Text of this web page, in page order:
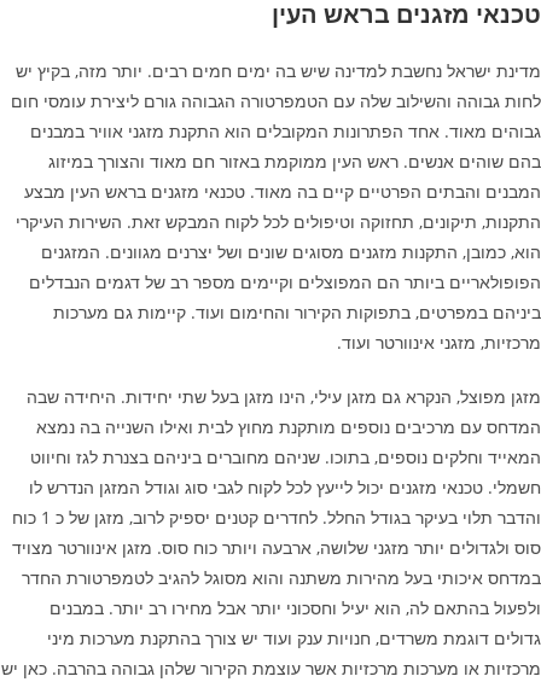
טכנאי מזגנים בראש העין
מדינת ישראל נחשבת למדינה שיש בה ימים חמים רבים. יותר מזה, בקיץ יש
לחות גבוהה והשילוב שלה עם הטמפרטורה הגבוהה גורם ליצירת עומסי חום
גבוהים מאוד. אחד הפתרונות המקובלים הוא התקנת מזגני אוויר במבנים
בהם שוהים אנשים. ראש העין ממוקמת באזור חם מאוד והצורך במיזוג
המבנים והבתים הפרטיים קיים בה מאוד. טכנאי מזגנים בראש העין מבצע
התקנות, תיקונים, תחזוקה וטיפולים לכל לקוח המבקש זאת. השירות העיקרי
הוא, כמובן, התקנות מזגנים מסוגים שונים ושל יצרנים מגוונים. המזגנים
הפופולאריים ביותר הם המפוצלים וקיימים מספר רב של דגמים הנבדלים
ביניהם במפרטים, בתפוקות הקירור והחימום ועוד. קיימות גם מערכות
מרכזיות, מזגני אינוורטר ועוד.
מזגן מפוצל, הנקרא גם מזגן עילי, הינו מזגן בעל שתי יחידות. היחידה שבה
המדחס עם מרכיבים נוספים מותקנת מחוץ לבית ואילו השנייה בה נמצא
המאייד וחלקים נוספים, בתוכו. שניהם מחוברים ביניהם בצנרת לגז וחיווט
חשמלי. טכנאי מזגנים יכול לייעץ לכל לקוח לגבי סוג וגודל המזגן הנדרש לו
והדבר תלוי בעיקר בגודל החלל. לחדרים קטנים יספיק לרוב, מזגן של כ 1 כוח
סוס ולגדולים יותר מזגני שלושה, ארבעה ויותר כוח סוס. מזגן אינוורטר מצויד
במדחס איכותי בעל מהירות משתנה והוא מסוגל להגיב לטמפרטורת החדר
ולפעול בהתאם לה, הוא יעיל וחסכוני יותר אבל מחירו רב יותר. במבנים
גדולים דוגמת משרדים, חנויות ענק ועוד יש צורך בהתקנת מערכות מיני
מרכזיות או מערכות מרכזיות אשר עוצמת הקירור שלהן גבוהה בהרבה. כאן יש